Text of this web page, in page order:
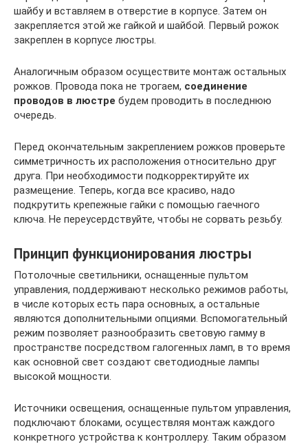
шайбу и вставляем в отверстие в корпусе. Затем он
закрепляется этой же гайкой и шайбой. Первый рожок
закреплен в корпусе люстры.
Аналогичным образом осуществите монтаж остальных
рожков. Провода пока не трогаем, соединение
проводов в люстре будем проводить в последнюю
очередь.
Перед окончательным закреплением рожков проверьте
симметричность их расположения относительно друг
друга. При необходимости подкорректируйте их
размещение. Теперь, когда все красиво, надо
подкрутить крепежные гайки с помощью гаечного
ключа. Не переусердствуйте, чтобы не сорвать резьбу.
Принцип функционирования люстры
Потолочные светильники, оснащенные пультом
управления, поддерживают несколько режимов работы,
в числе которых есть пара основных, а остальные
являются дополнительными опциями. Вспомогательный
режим позволяет разнообразить световую гамму в
пространстве посредством галогенных ламп, в то время
как основной свет создают светодиодные лампы
высокой мощности.
Источники освещения, оснащенные пультом управления,
подключают блоками, осуществляя монтаж каждого
конкретного устройства к контроллеру. Таким образом